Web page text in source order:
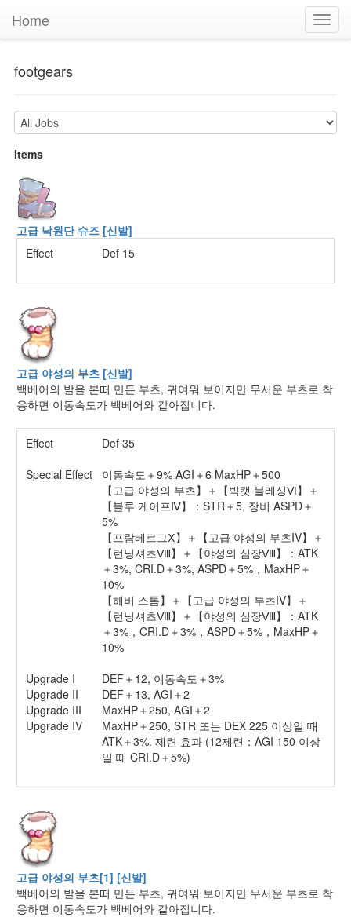
Home
footgears
Items
고급 낙원단 슈즈 [신발]
Effect
Def 15
고급 야성의 부츠 [신발]
백베어의 발을 본떠 만든 부츠, 귀여워 보이지만 무서운 부츠로 착
용하면 이동속도가 백베어와 같아집니다.
Effect
Def 35
Special Effect
이동속도＋9% AGI＋6 MaxHP＋500
【고급 야성의 부츠】＋【빅캣 블레싱Ⅵ】＋
【블루 케이프Ⅳ】：STR＋5, 장비 ASPD＋
5%
【프람베르그Ⅹ】＋【고급 야성의 부츠IV】＋
【런닝셔츠Ⅷ】＋【야성의 심장Ⅷ】：ATK
＋3%, CRI.D＋3%, ASPD＋5%，MaxHP＋
10%
【헤비 스톰】＋【고급 야성의 부츠IV】＋
【런닝셔츠Ⅷ】＋【야성의 심장Ⅷ】：ATK
＋3%，CRI.D＋3%，ASPD＋5%，MaxHP＋
10%
Upgrade I
DEF＋12, 이동속도＋3%
Upgrade II
DEF＋13, AGI＋2
Upgrade III
MaxHP＋250, AGI＋2
Upgrade IV
MaxHP＋250, STR 또는 DEX 225 이상일 때
ATK＋3%. 제련 효과 (12제련：AGI 150 이상
일 때 CRI.D＋5%)
고급 야성의 부츠[1] [신발]
백베어의 발을 본떠 만든 부츠, 귀여워 보이지만 무서운 부츠로 착
용하면 이동속도가 백베어와 같아집니다.